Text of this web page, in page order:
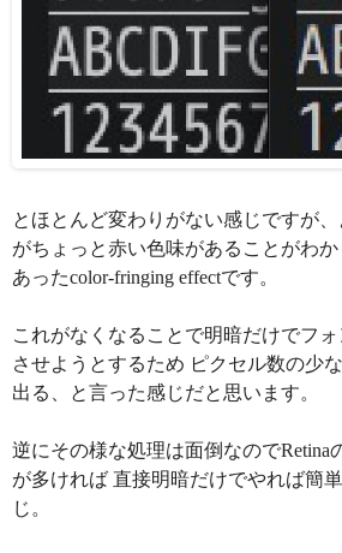
とほとんど変わりがない感じですが
がちょっと赤い色味があることがわ
あったcolor-fringing effectです。
これがなくなることで明暗だけでフ
させようとするため ピクセル数の少
出る、と言った感じだと思います。
逆にその様な処理は面倒なのでRetina
が多ければ 直接明暗だけでやれば簡
じ。